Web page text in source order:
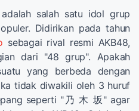
salah satu idol grup
Didirikan pada tahun
sebagai rival resmi AKB48,
dari "48 grup". Apakah
yang berbeda dengan
tidak diwakili oleh 3 huruf
seperti "乃 木 坂" agar